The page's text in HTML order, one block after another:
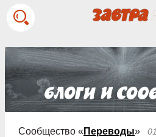
Сообщество « Переводы»